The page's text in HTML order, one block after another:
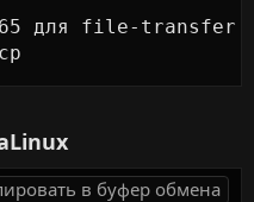
для file-transfer
в буфер обмена